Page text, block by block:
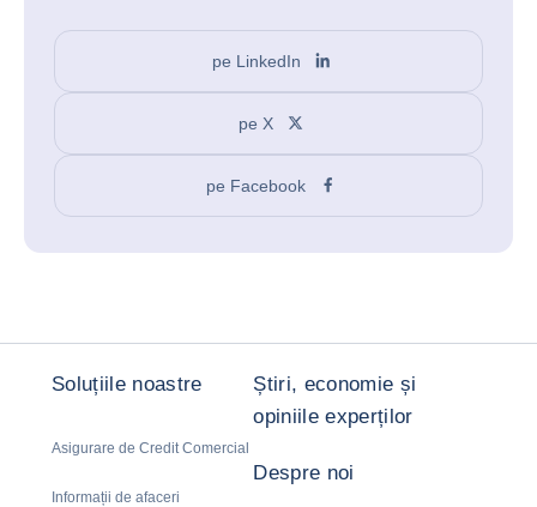
pe LinkedIn
pe X
pe Facebook
Soluțiile noastre
Asigurare de Credit Comercial
Informații de afaceri
Știri, economie și
opiniile experților
Despre noi